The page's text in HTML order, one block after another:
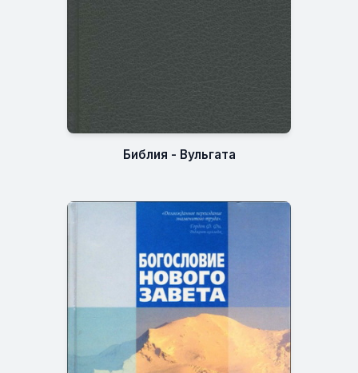
Библия - Вульгата